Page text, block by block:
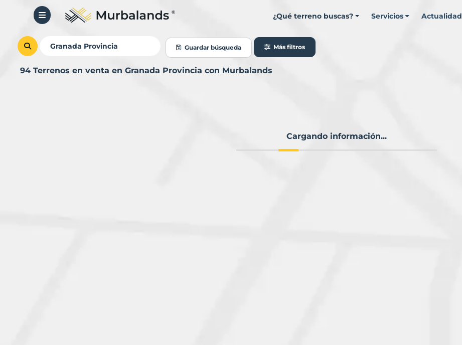
¿Qué terreno buscas? Servicios Actualidad
Guardar búsqueda Más filtros
94 Terrenos en venta en Granada Provincia con Murbalands
Cargando información...